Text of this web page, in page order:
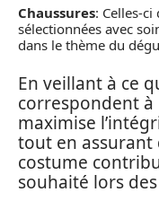
Chaussures: Celles-
sélectionnées avec
dans le thème du
En veillant à ce
correspondent à
maximise
tout en assurant
costume
souhaité lors